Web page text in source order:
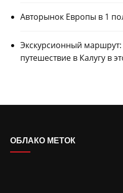
Авторынок Европы в 1
Экскурсионный
путешествие в Калугу в
ОБЛАКО МЕТОК